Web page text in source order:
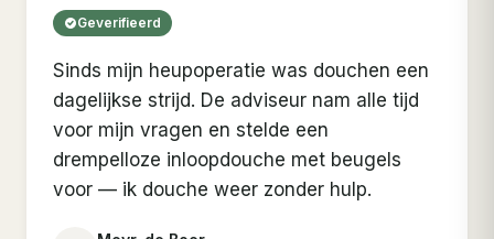
Geverifieerd
Sinds mijn heupoperatie was douchen een
dagelijkse strijd. De adviseur nam alle tijd
voor mijn vragen en stelde een
drempelloze inloopdouche met beugels
voor — ik douche weer zonder hulp.